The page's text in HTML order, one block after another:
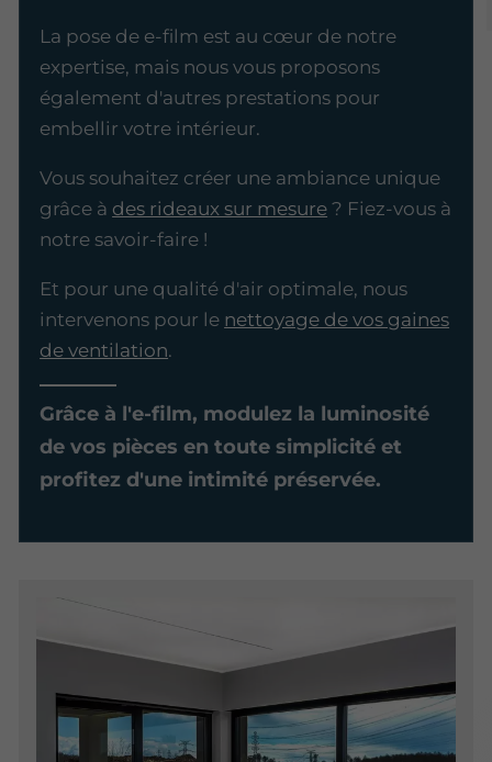
La pose de e-film est au cœur de notre
expertise, mais nous vous proposons
également d'autres prestations pour
embellir votre intérieur.
Vous souhaitez créer une ambiance unique
grâce à des rideaux sur mesure ? Fiez-vous à
notre savoir-faire !
Et pour une qualité d'air optimale, nous
intervenons pour le nettoyage de vos gaines
de ventilation.
Grâce à l'e-film, modulez la luminosité
de vos pièces en toute simplicité et
profitez d'une intimité préservée.